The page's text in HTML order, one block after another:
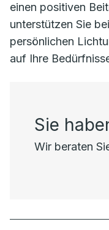
einen positiven
unterstützen Sie
persönlichen
auf Ihre
Sie
Wir beraten